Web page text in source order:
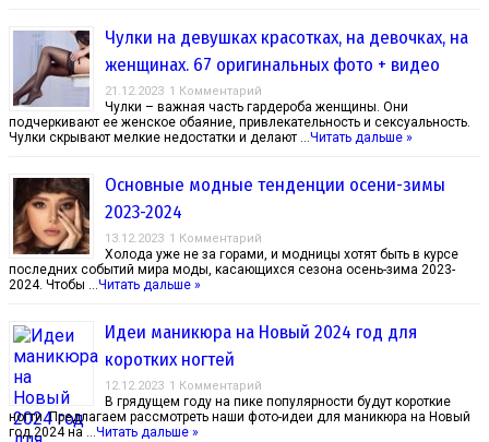
Чулки на девушках красотках, на девочках, на
женщинах. 67 оригинальных фото + видео
21.12.2023 1 Комментарий
Чулки – важная часть гардероба женщины. Они
подчеркивают ее женское обаяние, привлекательность и сексуальность.
Чулки скрывают мелкие недостатки и делают …Читать дальше »
Основные модные тенденции осени-зимы
2023-2024
13.12.2023 1 Комментарий
Холода уже не за горами, и модницы хотят быть в курсе
последних событий мира моды, касающихся сезона осень-зима 2023-
2024. Чтобы …Читать дальше »
Идеи маникюра на Новый 2024 год для
коротких ногтей
12.12.2023 1 Комментарий
В грядущем году на пике популярности будут короткие
ногти. Предлагаем рассмотреть наши фото-идеи для маникюра на Новый
год 2024 на …Читать дальше »